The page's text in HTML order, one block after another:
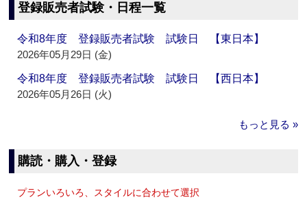
登録販売者試験・日程一覧
令和8年度 登録販売者試験 試験日 【東日本】
2026年05月29日 (金)
令和8年度 登録販売者試験 試験日 【西日本】
2026年05月26日 (火)
もっと見る »
購読・購入・登録
プランいろいろ、スタイルに合わせて選択